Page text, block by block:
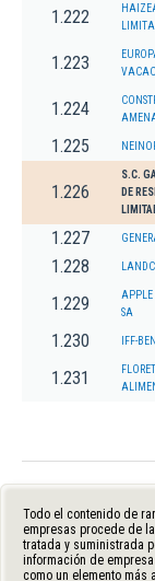
1.222
1.223
1.224
1.225
1.226
S.C.
DE
1.227
1.228
1.229
APPLE
SA
1.230 IFF-
1.231
Todo el contenido de
empresas procede de la
tratada y suministrada
información de
como un elemento